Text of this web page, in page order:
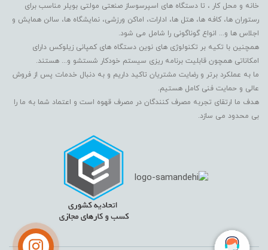
خانه و محل کار ، تا دستگاه های اسپرسوساز صنعتی مولتی بویلر مناسب برای
رستوران ها، کافه ها، هتل ها، ادارات، اماکن ورزشی، نمایشگاه ها، سالن همایش و
اجلاس ها و... انواع گوناگونی را شامل می شود.
همچنین با تکیه بر تکنولوژی های نوین دستگاه های کمپانی زیلوکس دارای
امکاناتی همچون قابلیت برنامه ریزی سیستم خودکار شستشو و... هستند.
ما به عملکرد برتر و رضایت مشتریان تاکید داریم و به دنبال خدمات پس از فروش
عالی و حمایت فنی کامل هستیم.
هدف ما ارتقای تجربه مصرف کنندگان در مصرف قهوه است و اعتماد شما به ما را
بی محدود می سازد.